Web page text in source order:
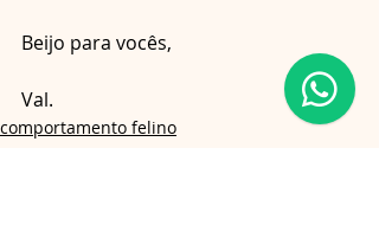
Beijo para vocês,
Val.
comportamento felino